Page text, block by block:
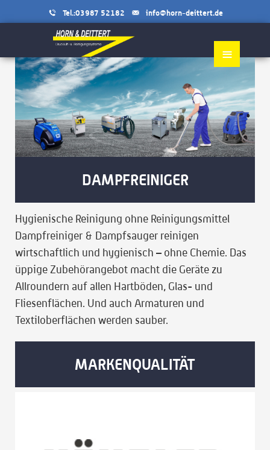
Tel.:03987 52182 info@horn-deittert.de
≡
DAMPFREINIGER
Hygienische Reinigung ohne Reinigungsmittel
Dampfreiniger & Dampfsauger reinigen
wirtschaftlich und hygienisch – ohne Chemie. Das
üppige Zubehörangebot macht die Geräte zu
Allroundern auf allen Hartböden, Glas- und
Fliesenflächen. Und auch Armaturen und
Textiloberflächen werden sauber.
MARKENQUALITÄT